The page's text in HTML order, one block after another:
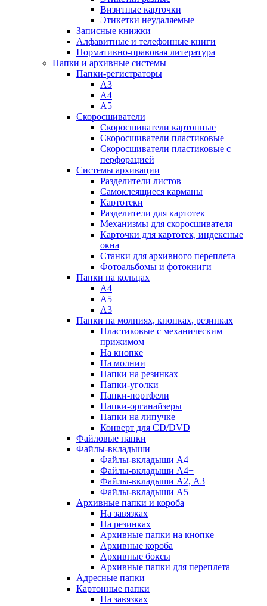
Визитные карточки
Этикетки неудаляемые
Записные книжки
Алфавитные и телефонные книги
Нормативно-правовая литература
Папки и архивные системы
Папки-регистраторы
А3
А4
А5
Скоросшиватели
Скоросшиватели картонные
Скоросшиватели пластиковые
Скоросшиватели пластиковые с
перфорацией
Системы архивации
Разделители листов
Самоклеящиеся карманы
Картотеки
Разделители для картотек
Механизмы для скоросшивателя
Карточки для картотек, индексные
окна
Станки для архивного переплета
Фотоальбомы и фотокниги
Папки на кольцах
А4
А5
А3
Папки на молниях, кнопках, резинках
Пластиковые с механическим
прижимом
На кнопке
На молнии
Папки на резинках
Папки-уголки
Папки-портфели
Папки-органайзеры
Папки на липучке
Конверт для CD/DVD
Файловые папки
Файлы-вкладыши
Файлы-вкладыши А4
Файлы-вкладыши А4+
Файлы-вкладыши А2, А3
Файлы-вкладыши А5
Архивные папки и короба
На завязках
На резинках
Архивные папки на кнопке
Архивные короба
Архивные боксы
Архивные папки для переплета
Адресные папки
Картонные папки
На завязках